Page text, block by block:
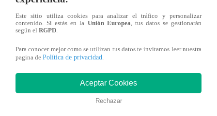
También te puede
interesar
Este sitio utiliza cookies para analizar el tráfico y personalizar
contenido. Si estás en la Unión Europea, tus datos se gestionarán
según el RGPD.
Para conocer mejor como se utilizan tus datos te invitamos leer nuestra
pagina de Política de privacidad.
Aceptar Cookies
Rechazar